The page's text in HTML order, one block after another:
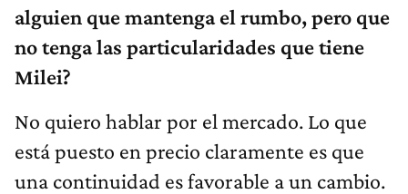
alguien que mantenga el rumbo, pero que
no tenga las particularidades que tiene
Milei?
No quiero hablar por el mercado. Lo que
está puesto en precio claramente es que
una continuidad es favorable a un cambio.